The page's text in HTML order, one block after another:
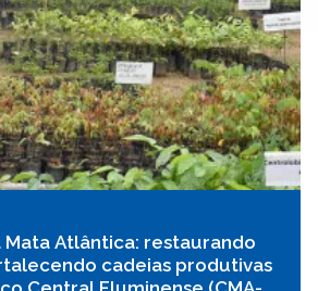
Mata Atlântica: restaurando
cadeias produtivas